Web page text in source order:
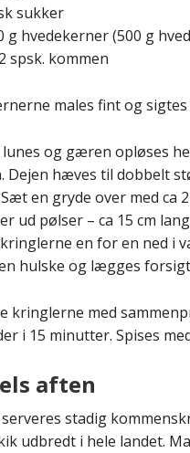
sukker
g hvedekerner (500 g
spsk. kommen
males fint og
og gæren opløses
Dejen hæves til dobbelt
en gryde over med ca
ud pølser – ca 15 cm
en for en ned i
hulske og lægges
kringlerne med
i 15 minutter. Spises
aften
stadig
udbredt i hele landet.